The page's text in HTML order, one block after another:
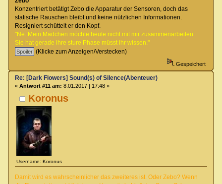
Konzentriert betätigt Zebo die Apparatur der Sensoren, doch das
statische Rauschen bleibt und keine nützlichen Informationen.
Resigniert schüttelt er den Kopf.
"Ne. Mein Mädchen möchte heute nicht mit mir zusammenarbeiten.
Sie hat gerade ihre sture Phase müsst ihr wissen."
(Klicke zum Anzeigen/Verstecken)
Gespeichert
Koronus
Username: Koronus
Re: [Dark Flowers] Sound(s) of Silence(Abenteuer)
« Antwort #11 am: 8.01.2017 | 17:48 »
Damit wird es wahrscheinlicher das zweiteres ist. Oder Zebo? Wenn